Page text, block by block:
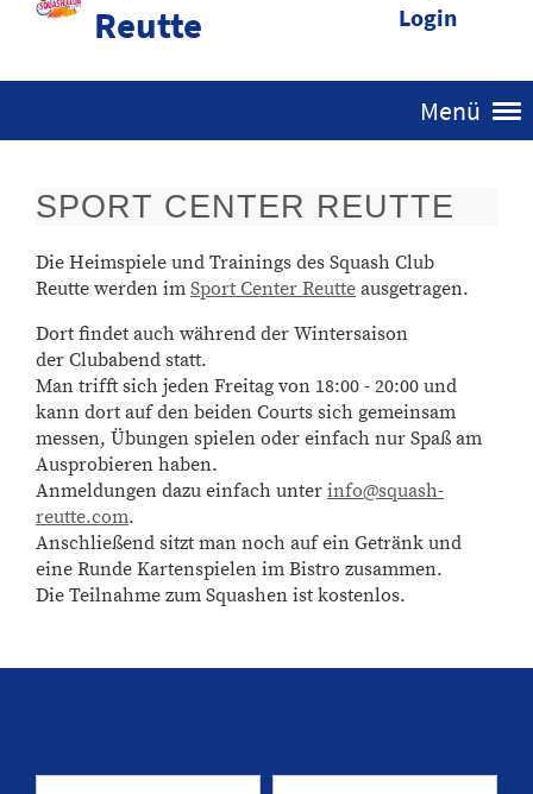
Reutte
Login
Menü
SPORT CENTER REUTTE
Die Heimspiele und Trainings des Squash Club
Reutte werden im Sport Center Reutte ausgetragen.
Dort findet auch während der Wintersaison
der Clubabend statt.
Man trifft sich jeden Freitag von 18:00 - 20:00 und
kann dort auf den beiden Courts sich gemeinsam
messen, Übungen spielen oder einfach nur Spaß am
Ausprobieren haben.
Anmeldungen dazu einfach unter info@squash-
reutte.com.
Anschließend sitzt man noch auf ein Getränk und
eine Runde Kartenspielen im Bistro zusammen.
Die Teilnahme zum Squashen ist kostenlos.